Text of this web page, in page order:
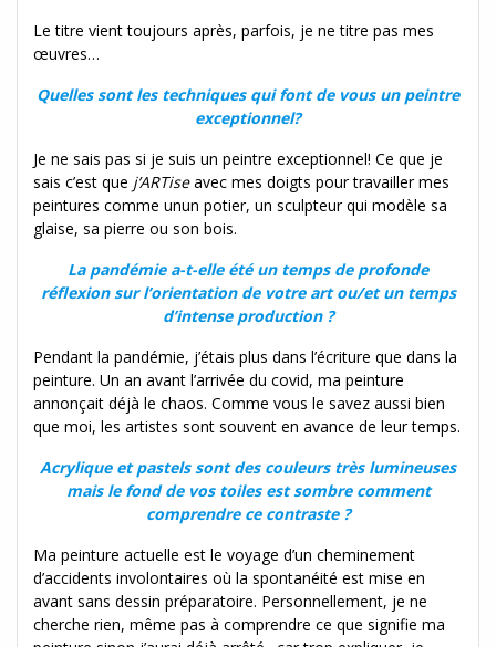
Le titre vient toujours après, parfois, je ne titre pas mes
œuvres…
Quelles sont les techniques qui font de vous un peintre
exceptionnel?
Je ne sais pas si je suis un peintre exceptionnel! Ce que je
sais c’est que j’ARTiseavec mes doigts pour travailler mes
peintures comme unun potier, un sculpteur qui modèle sa
glaise, sa pierre ou son bois.
La pandémie a-t-elle été un temps de profonde
réflexion sur l’orientation de votre art ou/et un temps
d’intense production ?
Pendant la pandémie, j’étais plus dans l’écriture que dans la
peinture. Un an avant l’arrivée du covid, ma peinture
annonçait déjà le chaos. Comme vous le savez aussi bien
que moi, les artistes sont souvent en avance de leur temps.
Acrylique et pastels sont des couleurs très lumineuses
mais le fond de vos toiles est sombre comment
comprendre ce contraste ?
Ma peinture actuelle est le voyage d’un cheminement
d’accidents involontaires où la spontanéité est mise en
avant sans dessin préparatoire. Personnellement, je ne
cherche rien, même pas à comprendre ce que signifie ma